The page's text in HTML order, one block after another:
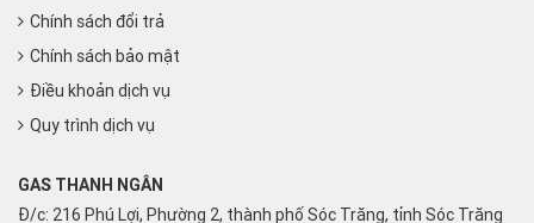
Chính sách đổi trả
Chính sách bảo mật
Điều khoản dịch vụ
Quy trình dịch vụ
GAS THANH NGÂN
Đ/c: 216 Phú Lợi, Phường 2, thành phố Sóc Trăng, tỉnh Sóc Trăng